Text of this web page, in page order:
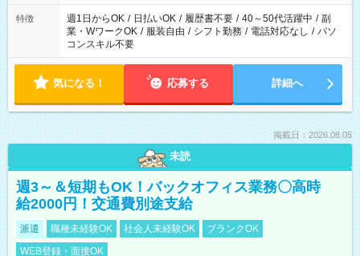
特徴 週1日からOK / 日払いOK / 履歴書不要 / 40～50代活躍中 / 副
業・WワークOK / 服装自由 / シフト勤務 / 電話対応なし / パソ
コンスキル不要
気になる！ 応募する 詳細へ
掲載日：2026.08.05
未読
週3～＆短期もOK！バックオフィス業務〇高時
給2000円！交通費別途支給
派遣 職種未経験OK 社会人未経験OK
ブランクOK
WEB登録・面接OK